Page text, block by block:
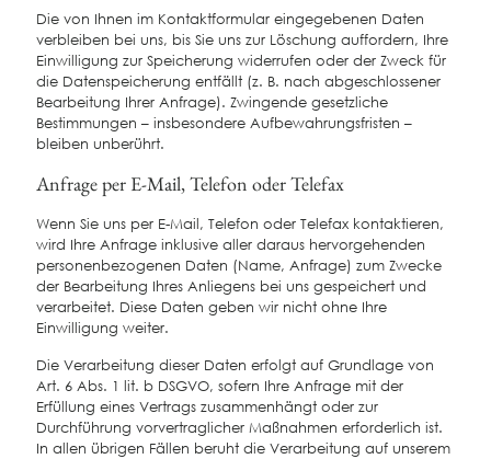
Die von Ihnen im Kontaktformular eingegebenen Daten
verbleiben bei uns, bis Sie uns zur Löschung auffordern, Ihre
Einwilligung zur Speicherung widerrufen oder der Zweck für
die Datenspeicherung entfällt (z. B. nach abgeschlossener
Bearbeitung Ihrer Anfrage). Zwingende gesetzliche
Bestimmungen – insbesondere Aufbewahrungsfristen –
bleiben unberührt.
Anfrage per E-Mail, Telefon oder Telefax
Wenn Sie uns per E-Mail, Telefon oder Telefax kontaktieren,
wird Ihre Anfrage inklusive aller daraus hervorgehenden
personenbezogenen Daten (Name, Anfrage) zum Zwecke
der Bearbeitung Ihres Anliegens bei uns gespeichert und
verarbeitet. Diese Daten geben wir nicht ohne Ihre
Einwilligung weiter.
Die Verarbeitung dieser Daten erfolgt auf Grundlage von
Art. 6 Abs. 1 lit. b DSGVO, sofern Ihre Anfrage mit der
Erfüllung eines Vertrags zusammenhängt oder zur
Durchführung vorvertraglicher Maßnahmen erforderlich ist.
In allen übrigen Fällen beruht die Verarbeitung auf unserem